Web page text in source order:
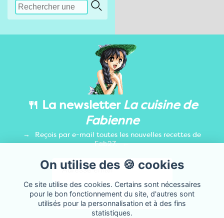
On utilise des 🍪 cookies
Ce site utilise des cookies. Certains sont nécessaires
pour le bon fonctionnement du site, d'autres sont
utilisés pour la personnalisation et à des fins
statistiques.
🍴 La newsletterLa cuisine de
Fabienne
Reçois par e-mail toutes les nouvelles recettes de
Fab27.